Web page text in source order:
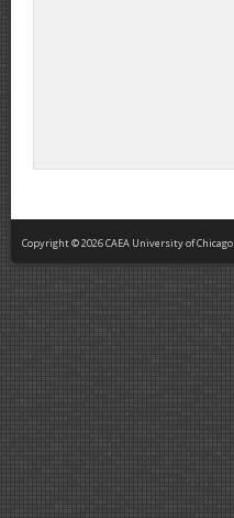
Copyright © 2026 CAEA University of Chicago